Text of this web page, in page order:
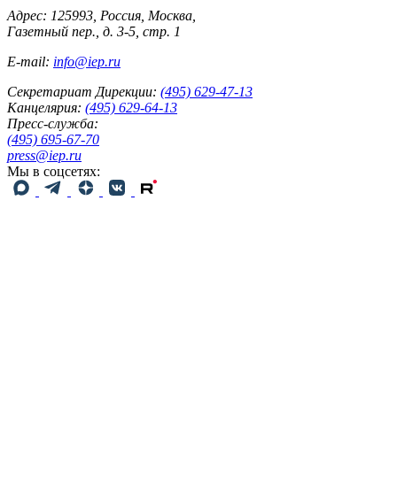
Адрес: 125993, Россия, Москва,
Газетный пер., д. 3-5, стр. 1
E-mail: info@iep.ru
Секретариат Дирекции: (495) 629-47-13
Канцелярия: (495) 629-64-13
Пресс-служба:
(495) 695-67-70
press@iep.ru
Мы в соцсетях: